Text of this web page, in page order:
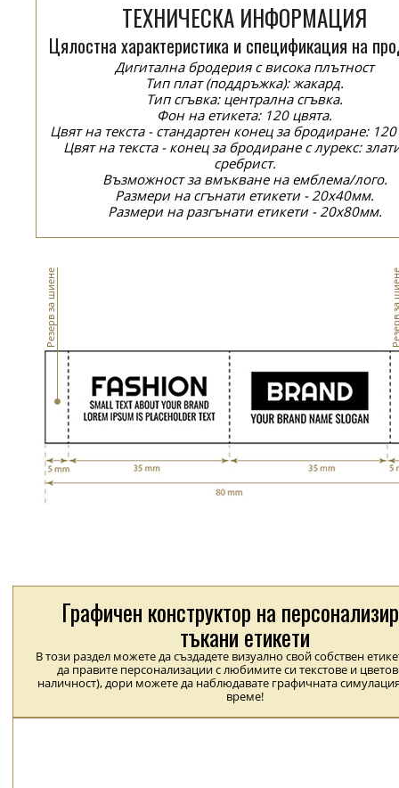
ТЕХНИЧЕСКА ИНФОРМАЦИЯ
Цялостна характеристика и спецификация на
Дигитална бродерия с висока плътност
Тип плат (поддръжка): жакард.
Тип сгъвка: централна сгъвка.
Фон на етикета: 120 цвята.
Цвят на текста - стандартен конец за бродиране: 120
Цвят на текста - конец за бродиране с лурекс:
сребрист.
Възможност за вмъкване на емблема/лого.
Размери на сгънати етикети - 20x40мм.
Размери на разгънати етикети - 20x80мм.
Резерв за шиене
Графичен конструктор на
тъкани етикети
В този раздел можете да създадете визуално свой собствен
да правите персонализации с любимите си текстове и
наличност), дори можете да наблюдавате графичната
време!